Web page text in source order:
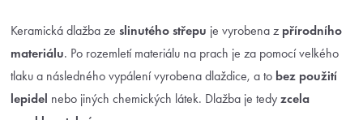
Keramická dlažba ze slinutého střepu je vyrobena z přírodního
materiálu. Po rozemletí materiálu na prach je za pomocí velkého
tlaku a následného vypálení vyrobena dlaždice, a to bez použití
lepidel nebo jiných chemických látek. Dlažba je tedy zcela